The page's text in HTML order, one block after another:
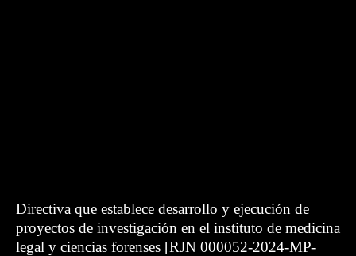
Directiva que establece desarrollo y ejecución de
proyectos de investigación en el instituto de medicina
legal y ciencias forenses [RJN 000052-2024-MP-